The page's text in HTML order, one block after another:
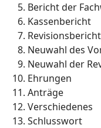
Bericht der
Kassenbericht
Neuwahl des
Neuwahl der
Ehrungen
Anträge
Verschiedenes
Schlusswort